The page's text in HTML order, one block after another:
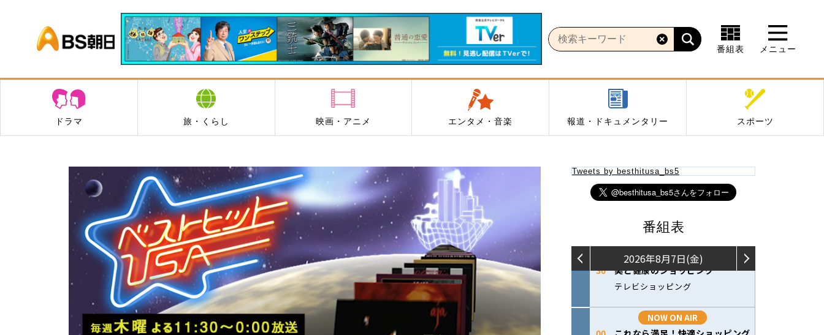
BS朝日
番組表 メニュー
ドラマ 旅・くらし 映画・アニメ エンタメ・音楽 報道・ドキュメンタリー スポーツ
Tweets by besthitusa_bs5
番組表